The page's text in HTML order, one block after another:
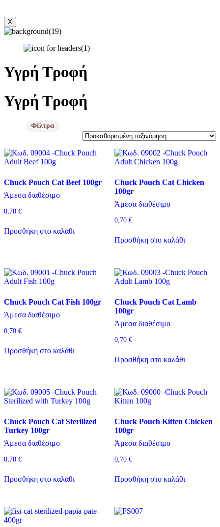
X
Υγρή Τροφή
Υγρή Τροφή
Μάρκες
Είδος Άμμου
Είδος Άμμου
Γεύση
Ηλικία
Μέγεθος
Μέγεθος
Χρώμα
Chuck Pouch Cat Beef 100gr
Άμεσα διαθέσιμο
0,70 €
Προσθήκη στο καλάθι
Chuck Pouch Cat Chicken
100gr
Άμεσα διαθέσιμο
0,70 €
Προσθήκη στο καλάθι
Chuck Pouch Cat Fish 100gr
Άμεσα διαθέσιμο
0,70 €
Προσθήκη στο καλάθι
Chuck Pouch Cat Lamb
100gr
Άμεσα διαθέσιμο
0,70 €
Προσθήκη στο καλάθι
Chuck Pouch Cat Sterilized
Turkey 100gr
Άμεσα διαθέσιμο
0,70 €
Προσθήκη στο καλάθι
Chuck Pouch Kitten Chicken
100gr
Άμεσα διαθέσιμο
0,70 €
Προσθήκη στο καλάθι